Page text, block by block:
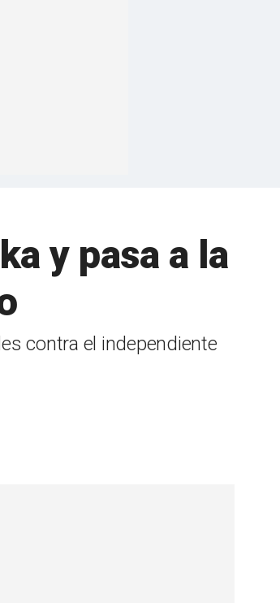
y pasa a la
contra el independiente